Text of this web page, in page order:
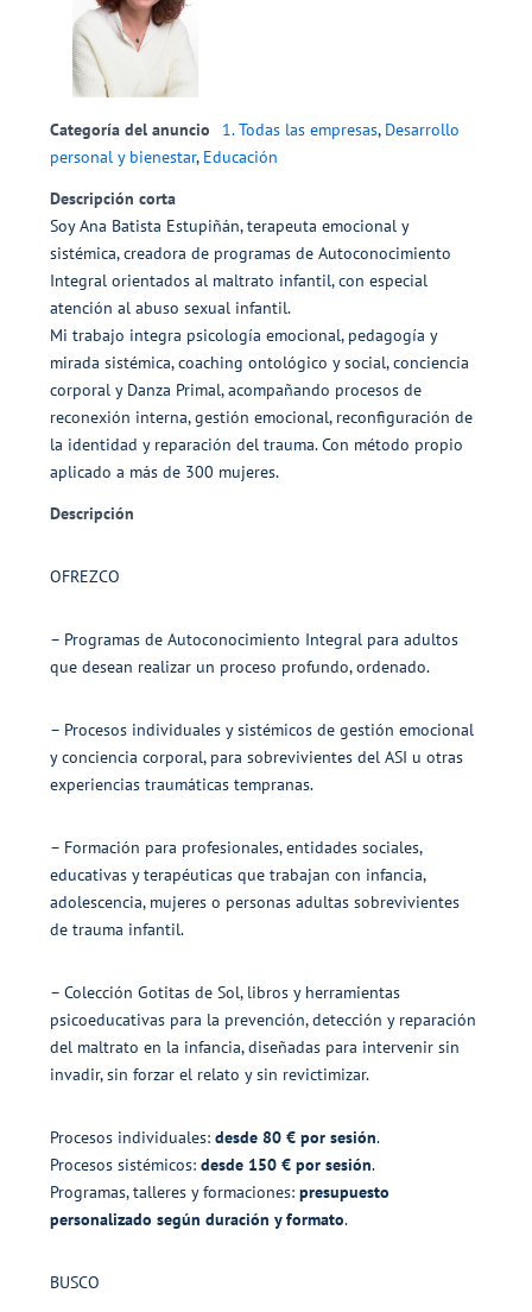
Categoría del anuncio 1. Todas las empresas, Desarrollo
personal y bienestar, Educación
Descripción corta
Soy Ana Batista Estupiñán, terapeuta emocional y
sistémica, creadora de programas de Autoconocimiento
Integral orientados al maltrato infantil, con especial
atención al abuso sexual infantil.
Mi trabajo integra psicología emocional, pedagogía y
mirada sistémica, coaching ontológico y social, conciencia
corporal y Danza Primal, acompañando procesos de
reconexión interna, gestión emocional, reconfiguración de
la identidad y reparación del trauma. Con método propio
aplicado a más de 300 mujeres.
Descripción
OFREZCO
– Programas de Autoconocimiento Integral para adultos
que desean realizar un proceso profundo, ordenado.
– Procesos individuales y sistémicos de gestión emocional
y conciencia corporal, para sobrevivientes del ASI u otras
experiencias traumáticas tempranas.
– Formación para profesionales, entidades sociales,
educativas y terapéuticas que trabajan con infancia,
adolescencia, mujeres o personas adultas sobrevivientes
de trauma infantil.
– Colección Gotitas de Sol, libros y herramientas
psicoeducativas para la prevención, detección y reparación
del maltrato en la infancia, diseñadas para intervenir sin
invadir, sin forzar el relato y sin revictimizar.
Procesos individuales: desde 80 € por sesión.
Procesos sistémicos: desde 150 € por sesión.
Programas, talleres y formaciones: presupuesto
personalizado según duración y formato.
BUSCO